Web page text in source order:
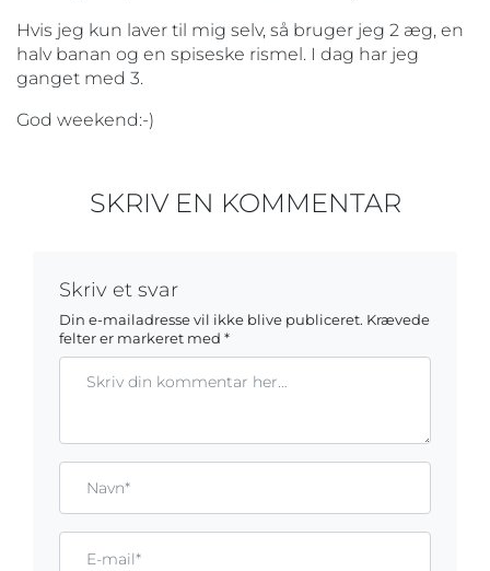
Hvis jeg kun laver til mig selv, så bruger jeg 2 æg, en
halv banan og en spiseske rismel. I dag har jeg
ganget med 3.
God weekend:-)
SKRIV EN KOMMENTAR
Skriv et svar
Din e-mailadresse vil ikke blive publiceret. Krævede
felter er markeret med *